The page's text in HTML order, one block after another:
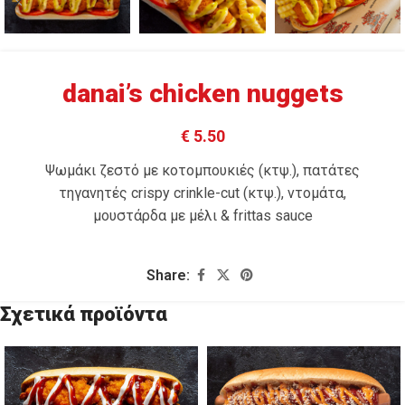
danai’s chicken nuggets
€ 5.50
Ψωμάκι ζεστό με κοτομπουκιές (κτψ.), πατάτες
τηγανητές crispy crinkle-cut (κτψ.), ντομάτα,
μουστάρδα με μέλι & frittas sauce
Share:
Σχετικά προϊόντα